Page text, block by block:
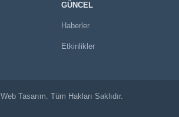
GÜNCEL
Haberler
Etkinlikler
Web Tasarım. Tüm Hakları Saklıdır.